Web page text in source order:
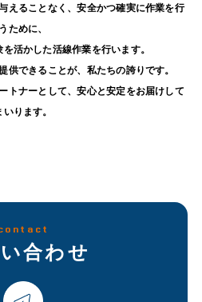
えることなく、安全かつ確実に作業を行
うために、
活かした活線作業を行います。
供できることが、私たちの誇りです。
トナーとして、安心と安定をお届けして
いります。
合わせ